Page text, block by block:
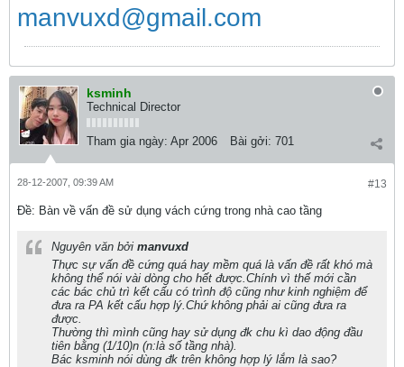
manvuxd@gmail.com
ksminh
Technical Director
Tham gia ngày: Apr 2006 Bài gởi: 701
#13
28-12-2007, 09:39 AM
Ðề: Bàn về vấn đề sử dụng vách cứng trong nhà cao tầng
Nguyên văn bởi manvuxd
Thực sự vấn đề cứng quá hay mềm quá là vấn đề rất khó mà
không thể nói vài dòng cho hết được.Chính vì thế mới cần
các bác chủ trì kết cấu có trình độ cũng như kinh nghiệm để
đưa ra PA kết cấu hợp lý.Chứ không phải ai cũng đưa ra
được.
Thường thì mình cũng hay sử dụng đk chu kì dao động đầu
tiên bằng (1/10)n (n:là số tầng nhà).
Bác ksminh nói dùng đk trên không hợp lý lắm là sao?